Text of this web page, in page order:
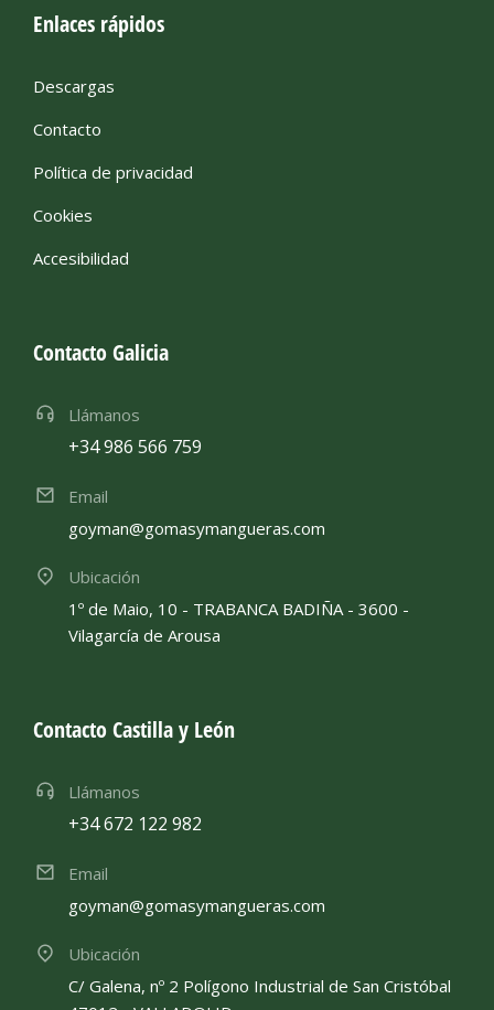
Enlaces rápidos
Descargas
Contacto
Política de privacidad
Cookies
Accesibilidad
Contacto Galicia
Llámanos
+34 986 566 759
Email
goyman@gomasymangueras.com
Ubicación
1º de Maio, 10 - TRABANCA BADIÑA - 3600 -
Vilagarcía de Arousa
Contacto Castilla y León
Llámanos
+34 672 122 982
Email
goyman@gomasymangueras.com
Ubicación
C/ Galena, nº 2 Polígono Industrial de San Cristóbal